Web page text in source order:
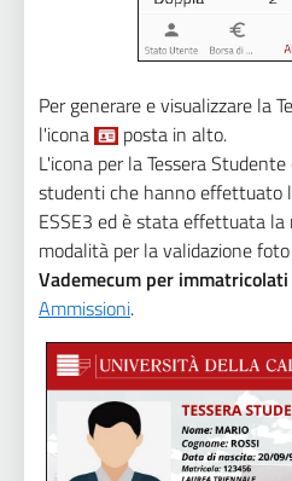
Per generare e visualizzare la
l'icona
posta in alto.
L'icona per la Tessera
studenti che hanno effettuato
ESSE3 ed è stata effettuata la
modalità per la validazione
Vademecum per immatricolati
Ammissioni.